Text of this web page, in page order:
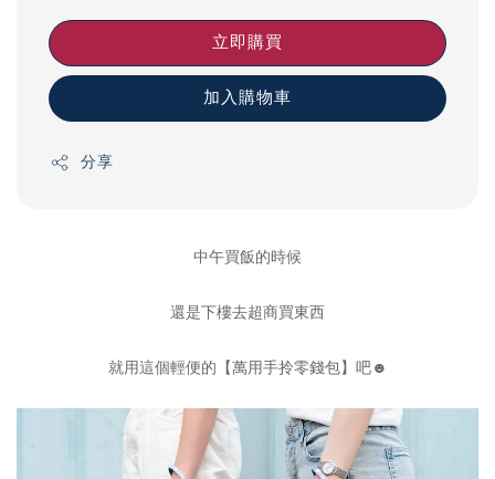
立即購買
加入購物車
分享
中午買飯的時候
還是下樓去超商買東西
就用這個輕便的【萬用手拎零錢包】吧☻︎